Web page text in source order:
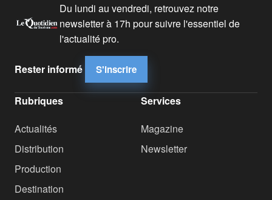
Du lundi au vendredi, retrouvez notre
newsletter à 17h pour suivre l'essentiel de
l'actualité pro.
Rester informé S'inscrire
Rubriques
Actualités
Distribution
Production
Destination
Services
Magazine
Newsletter